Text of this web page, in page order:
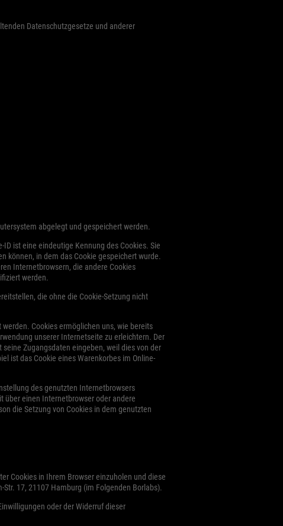
Datenschutzgesetze und anderer
abgelegt und gespeichert werden.
ist eine eindeutige Kennung des Cookies. Sie
können, in dem das Cookie gespeichert wurde.
Internetbrowsern, die andere Cookies
werden.
die ohne die Cookie-Setzung nicht
Cookies ermöglichen uns, wie bereits
unserer Internetseite zu erleichtern. Der
Zugangsdaten eingeben, weil dies von der
ist das Cookie eines Warenkorbes im Online-
des genutzten Internetbrowsers
über einen Internetbrowser oder andere
die Setzung von Cookies in dem genutzten
Cookies in Ihrem Browser einzuholen und diese
17, 21107 Hamburg (im Folgenden Borlabs).
oder der Widerruf dieser